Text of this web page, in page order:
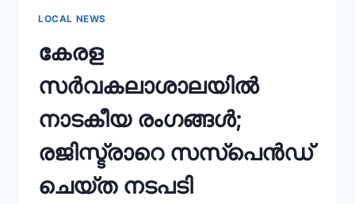
LOCAL NEWS
കേരള
സർവകലാശാലയിൽ
നാടകീയ രംഗങ്ങൾ;
രജിസ്ട്രാറെ സസ്പെൻഡ്
ചെയ്ത നടപടി